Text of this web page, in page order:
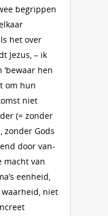
begrippen
het over
Jezus, – ik
hen
om hun
niet
(= zonder
zonder Gods
door van-
macht van
eenheid,
waarheid, niet